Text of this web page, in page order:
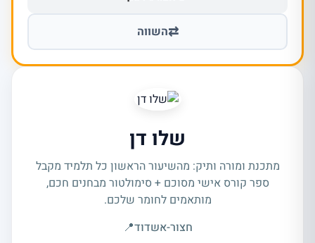
⇄השווה
שלו דן
מתכנת ומורה ותיק: מהשיעור הראשון כל תלמיד מקבל
ספר קורס אישי מסוכם + סימולטור מבחנים חכם,
מותאמים לחומר שלכם.
חצור-אשדוד📍